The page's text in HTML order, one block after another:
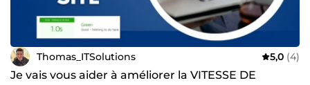
vous offrir des solutions digitales fiables, efficaces et
adaptées à vos attentes. 👉 Contactez-moi dès aujourd'hui
pour discuter de vos projets et trouver ensemble les
solutions qui feront la différence.
Thomas_ITSolutions 5,0 (4)
Je vais vous aider à améliorer la VITESSE DE